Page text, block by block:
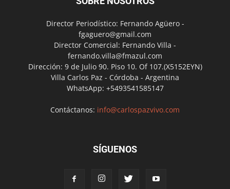
Director Periodístico: Fernando Agüero -
fgaguero@gmail.com
Director Comercial: Fernando Villa -
fernando.villa@fmazul.com
Dirección: 9 de Julio 90. Piso 10. Of 107.(X5152EYN)
Villa Carlos Paz - Córdoba - Argentina
WhatsApp: +5493541585147
Contáctanos: info@carlospazvivo.com
SÍGUENOS